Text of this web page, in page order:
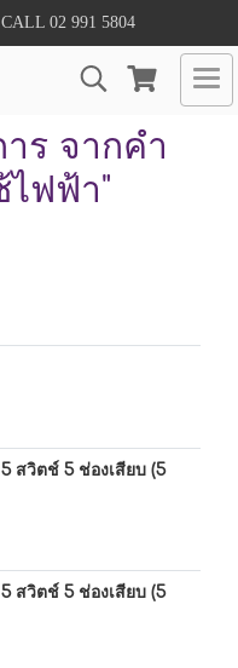
02 991 5804
ร จากคำ
ไฟฟ้า"
สวิตช์ 5 ช่องเสียบ (5
สวิตช์ 5 ช่องเสียบ (5